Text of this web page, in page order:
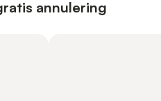
annulering